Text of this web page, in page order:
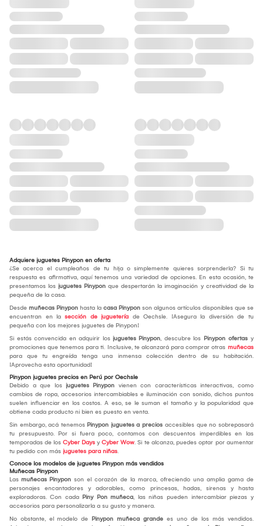
Adquiere juguetes Pinypon en oferta
¿Se acerca el cumpleaños de tu hija o simplemente quieres sorprenderla? Si tu
respuesta es afirmativa, aquí tenemos una variedad de opciones. En esta ocasión, te
presentamos los juguetes Pinypon que despertarán la imaginación y creatividad de la
pequeña de la casa.
Desde muñecas Pinypon hasta la casa Pinypon son algunos artículos disponibles que se
encuentran en la sección de juguetería de Oechsle. ¡Asegura la diversión de tu
pequeña con los mejores juguetes de Pinypon!
Si estás convencida en adquirir los juguetes Pinypon, descubre los Pinypon ofertas y
promociones que tenemos para ti. Inclusive, te alcanzará para comprar otras muñecas
para que tu engreída tenga una inmensa colección dentro de su habitación.
¡Aprovecha esta oportunidad!
Pinypon juguetes precios en Perú por Oechsle
Debido a que los juguetes Pinypon vienen con características interactivas, como
cambios de ropa, accesorios intercambiables e iluminación con sonido, dichos puntos
suelen influenciar en los costos. A eso, se le suman el tamaño y la popularidad que
obtiene cada producto ni bien es puesto en venta.
Sin embargo, acá tenemos Pinypon juguetes a precios accesibles que no sobrepasará
tu presupuesto. Por si fuera poco, contamos con descuentos imperdibles en las
temporadas de los Cyber Days y Cyber Wow. Si te alcanza, puedes optar por aumentar
tu pedido con más juguetes para niñas.
Conoce los modelos de juguetes Pinypon más vendidos
Muñecas Pinypon
Las muñecas Pinypon son el corazón de la marca, ofreciendo una amplia gama de
personajes encantadores y adorables, como princesas, hadas, sirenas y hasta
exploradoras. Con cada Piny Pon muñeca, las niñas pueden intercambiar piezas y
accesorios para personalizarla a su gusto y manera.
No obstante, el modelo de Pinypon muñeca grande es uno de los más vendidos.